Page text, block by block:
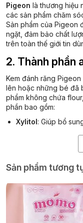
Pigeon là thương hiệu
các sản phẩm chăm
Sản phẩm của Pigeon
ngặt, đảm bảo chất
trên toàn thế giới tin
2. Thành phần
Kem đánh răng
lên hoặc những bé đã
phẩm không chứa
phần bao gồm:
Xylitol: Giúp bổ
Calcium Carbonate
Kem đánh răng
Hương dâu: Thơm
Sản phẩm tương